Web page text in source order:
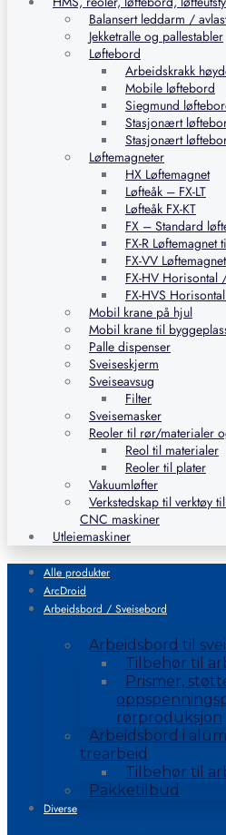
Balansert leddarm /
Jekketralle og pallestabler
Løftebord
Arbeidskrakk
Mobile løftebord
Siegmund
Stasjonært
Stasjonært
Løftemagneter
HX Løftemagnet
Løfteåk – FX-LT
Løfteåk FX-KT
FX – Standard
FX-R Løftemagnet
FX-VV
FX-HV Horisontal
FX-HVS
Mobil krane på hjul
Mobil krane til
Palle dispenser
Sveiseskjerm
Sveiseavsug
Filter
Sveisemasker
Reoler til rør/materialer
Reol til materialer
Reoler til plater
Vakuumløfter
Verkstedskap til verktøy
CNC maskiner
Utleiemaskiner
Alle produkter
ArcDroid
Arbeidsbord / Sveisebord
Arbeidsbord til
Tilbehør til
Prismer,
rørproduksjon
Arbeidsbord i
trearbeid
Tilbehør til
Pakketilbud
Diverse